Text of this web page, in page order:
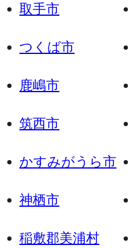
取手市
つくば市
鹿嶋市
筑西市
かすみがうら市
神栖市
稲敷郡美浦村